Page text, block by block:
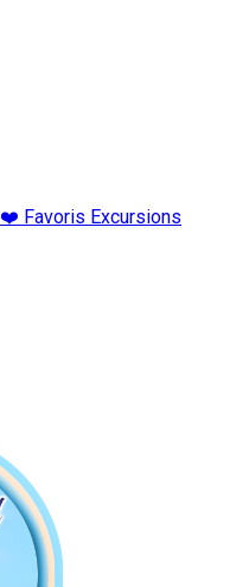
❤️ Favoris Excursions